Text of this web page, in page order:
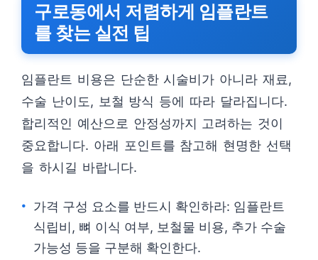
구로동에서 저렴하게 임플란트
를 찾는 실전 팁
임플란트 비용은 단순한 시술비가 아니라 재료,
수술 난이도, 보철 방식 등에 따라 달라집니다.
합리적인 예산으로 안정성까지 고려하는 것이
중요합니다. 아래 포인트를 참고해 현명한 선택
을 하시길 바랍니다.
가격 구성 요소를 반드시 확인하라: 임플란트
식립비, 뼈 이식 여부, 보철물 비용, 추가 수술
가능성 등을 구분해 확인한다.